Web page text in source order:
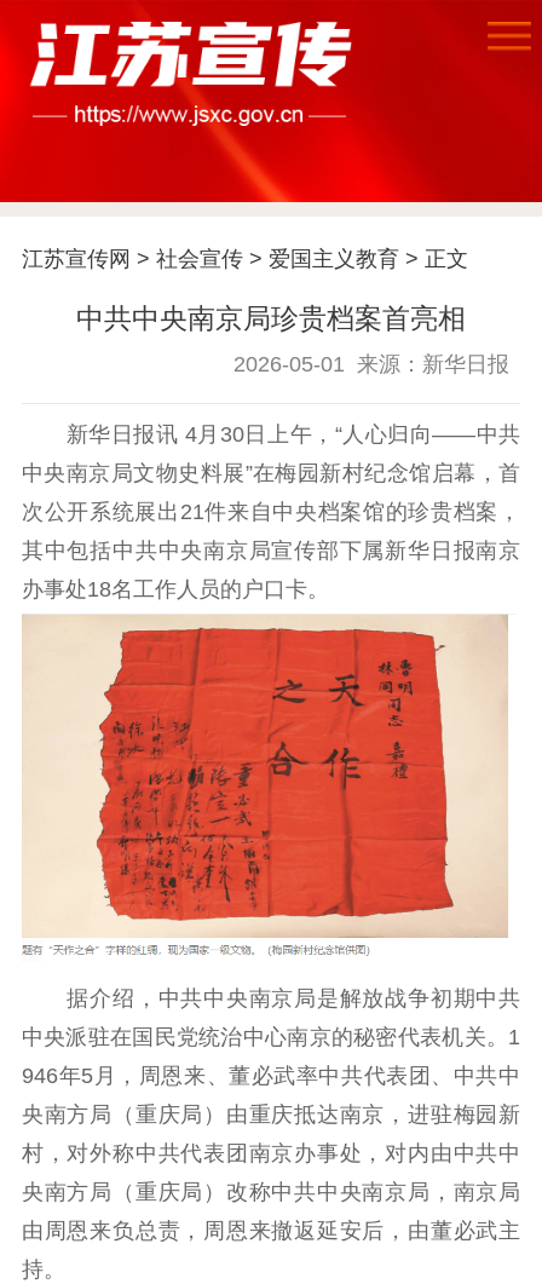
江苏要闻
公示公告
通知公告 信息公开制度
信息公开指南
信息公开年度报
告
政策法规
工作动态
理论武装
理论学习 宣传宣讲 研究阐释
哲学社科
社科强省 工作通知
新闻宣传
主题宣传 对外宣传
新闻发布
记者之家
品牌栏目
文化文艺
精品生产 文化惠民
文化传承
江苏宣传网 > 社会宣传> 爱国主义教育> 正文
中共中央南京局珍贵档案首亮相
2026-05-01 来源：新华日报
新华日报讯 4月30日上午，“人心归向——中共
中央南京局文物史料展”在梅园新村纪念馆启幕，首
次公开系统展出21件来自中央档案馆的珍贵档案，
其中包括中共中央南京局宣传部下属新华日报南京
办事处18名工作人员的户口卡。
据介绍，中共中央南京局是解放战争初期中共
中央派驻在国民党统治中心南京的秘密代表机关。1
946年5月，周恩来、董必武率中共代表团、中共中
央南方局（重庆局）由重庆抵达南京，进驻梅园新
村，对外称中共代表团南京办事处，对内由中共中
央南方局（重庆局）改称中共中央南京局，南京局
由周恩来负总责，周恩来撤返延安后，由董必武主
持。